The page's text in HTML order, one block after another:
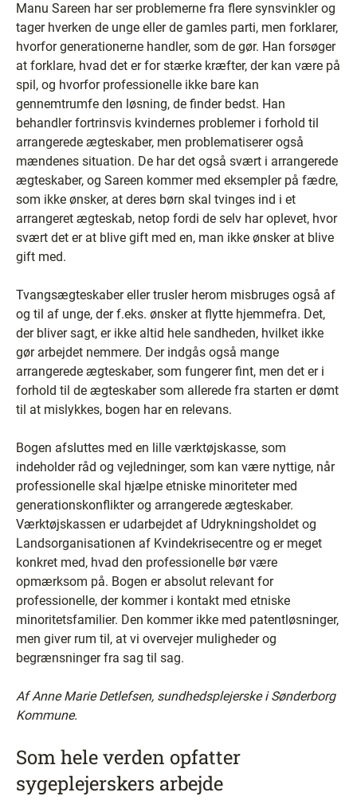
Manu Sareen har ser problemerne fra flere synsvinkler og
tager hverken de unge eller de gamles parti, men forklarer,
hvorfor generationerne handler, som de gør. Han forsøger
at forklare, hvad det er for stærke kræfter, der kan være på
spil, og hvorfor professionelle ikke bare kan
gennemtrumfe den løsning, de finder bedst. Han
behandler fortrinsvis kvindernes problemer i forhold til
arrangerede ægteskaber, men problematiserer også
mændenes situation. De har det også svært i arrangerede
ægteskaber, og Sareen kommer med eksempler på fædre,
som ikke ønsker, at deres børn skal tvinges ind i et
arrangeret ægteskab, netop fordi de selv har oplevet, hvor
svært det er at blive gift med en, man ikke ønsker at blive
gift med.
Tvangsægteskaber eller trusler herom misbruges også af
og til af unge, der f.eks. ønsker at flytte hjemmefra. Det,
der bliver sagt, er ikke altid hele sandheden, hvilket ikke
gør arbejdet nemmere. Der indgås også mange
arrangerede ægteskaber, som fungerer fint, men det er i
forhold til de ægteskaber som allerede fra starten er dømt
til at mislykkes, bogen har en relevans.
Bogen afsluttes med en lille værktøjskasse, som
indeholder råd og vejledninger, som kan være nyttige, når
professionelle skal hjælpe etniske minoriteter med
generationskonflikter og arrangerede ægteskaber.
Værktøjskassen er udarbejdet af Udrykningsholdet og
Landsorganisationen af Kvindekrisecentre og er meget
konkret med, hvad den professionelle bør være
opmærksom på. Bogen er absolut relevant for
professionelle, der kommer i kontakt med etniske
minoritetsfamilier. Den kommer ikke med patentløsninger,
men giver rum til, at vi overvejer muligheder og
begrænsninger fra sag til sag.
Af Anne Marie Detlefsen, sundhedsplejerske i Sønderborg
Kommune.
Som hele verden opfatter
sygeplejerskers arbejde